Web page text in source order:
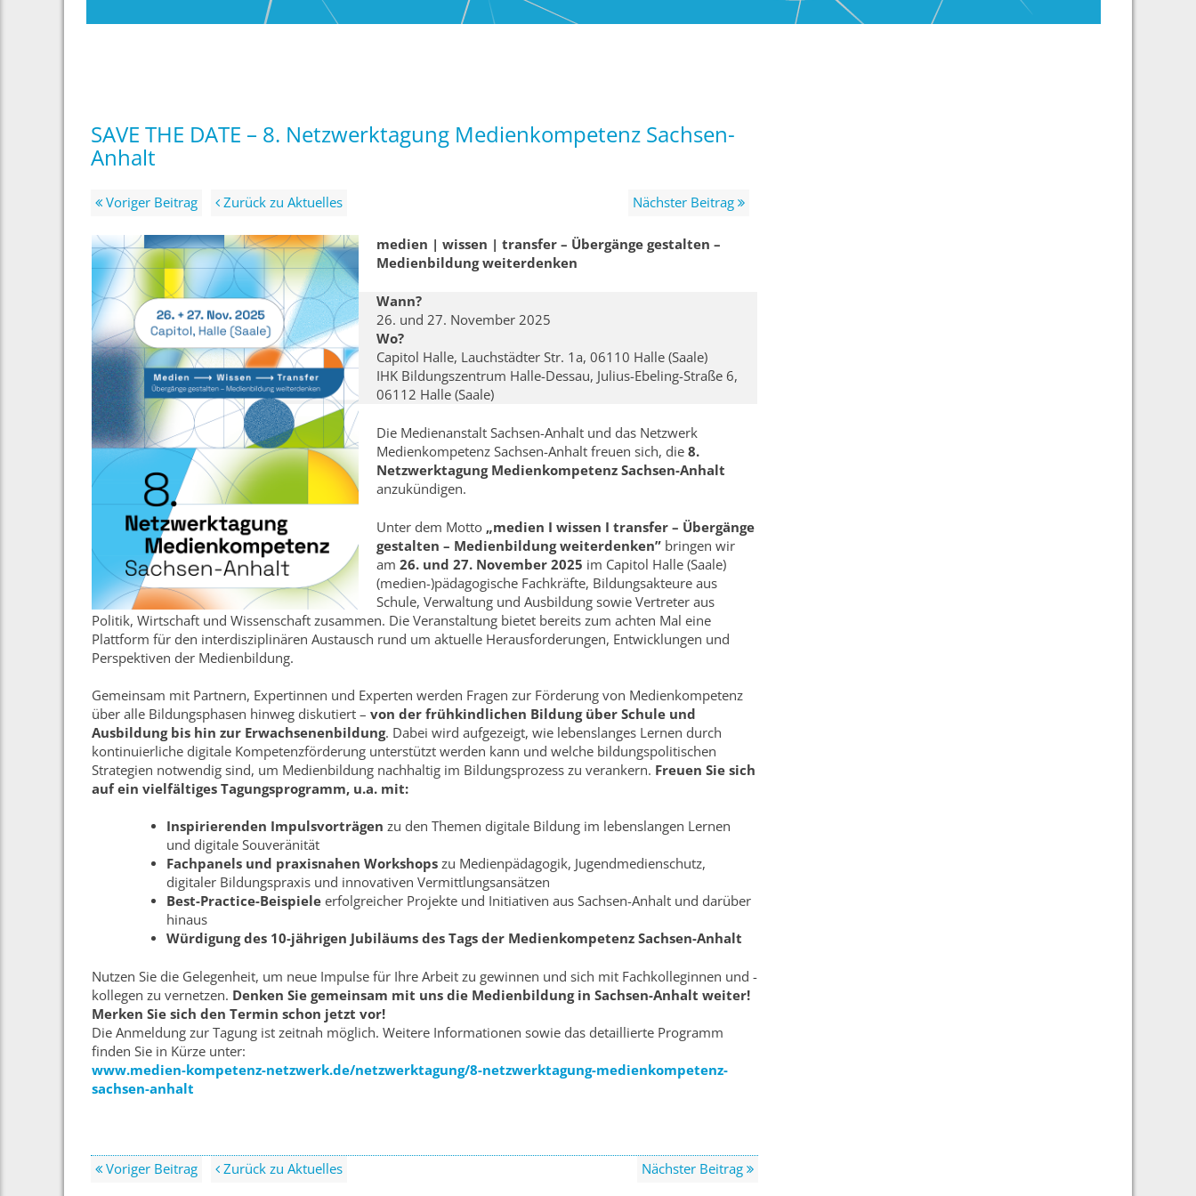
SAVE THE DATE – 8. Netzwerktagung Medienkompetenz Sachsen-
Anhalt
Voriger Beitrag Zurück zu Aktuelles Nächster Beitrag
medien | wissen | transfer – Übergänge gestalten –
Medienbildung weiterdenken
Wann?
26. und 27. November 2025
Wo?
Capitol Halle, Lauchstädter Str. 1a, 06110 Halle (Saale)
IHK Bildungszentrum Halle-Dessau, Julius-Ebeling-Straße 6,
06112 Halle (Saale)
Die Medienanstalt Sachsen-Anhalt und das Netzwerk
Medienkompetenz Sachsen-Anhalt freuen sich, die 8.
Netzwerktagung Medienkompetenz Sachsen-Anhalt
anzukündigen.
Unter dem Motto „medien I wissen I transfer – Übergänge
gestalten – Medienbildung weiterdenken” bringen wir
am 26. und 27. November 2025 im Capitol Halle (Saale)
(medien-)pädagogische Fachkräfte, Bildungsakteure aus
Schule, Verwaltung und Ausbildung sowie Vertreter aus
Politik, Wirtschaft und Wissenschaft zusammen. Die Veranstaltung bietet bereits zum achten Mal eine
Plattform für den interdisziplinären Austausch rund um aktuelle Herausforderungen, Entwicklungen und
Perspektiven der Medienbildung.
Gemeinsam mit Partnern, Expertinnen und Experten werden Fragen zur Förderung von Medienkompetenz
über alle Bildungsphasen hinweg diskutiert – von der frühkindlichen Bildung über Schule und
Ausbildung bis hin zur Erwachsenenbildung. Dabei wird aufgezeigt, wie lebenslanges Lernen durch
kontinuierliche digitale Kompetenzförderung unterstützt werden kann und welche bildungspolitischen
Strategien notwendig sind, um Medienbildung nachhaltig im Bildungsprozess zu verankern. Freuen Sie sich
auf ein vielfältiges Tagungsprogramm, u.a. mit:
Inspirierenden Impulsvorträgen zu den Themen digitale Bildung im lebenslangen Lernen
und digitale Souveränität
Fachpanels und praxisnahen Workshopszu Medienpädagogik, Jugendmedienschutz,
digitaler Bildungspraxis und innovativen Vermittlungsansätzen
Best-Practice-Beispieleerfolgreicher Projekte und Initiativen aus Sachsen-Anhalt und darüber
hinaus
Würdigung des 10-jährigen Jubiläums des Tags der Medienkompetenz Sachsen-Anhalt
Nutzen Sie die Gelegenheit, um neue Impulse für Ihre Arbeit zu gewinnen und sich mit Fachkolleginnen und -
kollegen zu vernetzen. Denken Sie gemeinsam mit uns die Medienbildung in Sachsen-Anhalt weiter!
Merken Sie sich den Termin schon jetzt vor!
Die Anmeldung zur Tagung ist zeitnah möglich. Weitere Informationen sowie das detaillierte Programm
finden Sie in Kürze unter:
www.medien-kompetenz-netzwerk.de/netzwerktagung/8-netzwerktagung-medienkompetenz-
sachsen-anhalt
Voriger Beitrag Zurück zu Aktuelles Nächster Beitrag